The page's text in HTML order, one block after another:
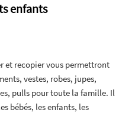
enfants
et recopier vous permettront
vestes, robes, jupes,
pulls pour toute la famille. Il
bébés, les enfants, les